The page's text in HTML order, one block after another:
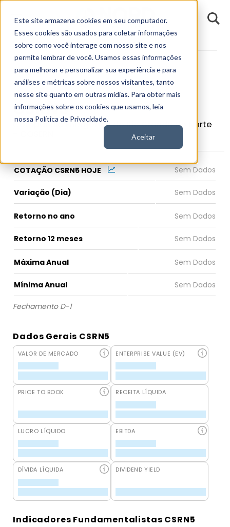
Este site armazena cookies em seu computador.
Esses cookies são usados para coletar informações
sobre como você interage com nosso site e nos
permite lembrar de você. Usamos essas informações
para melhorar e personalizar sua experiência e para
análises e métricas sobre nossos visitantes, tanto
nesse site quanto em outras mídias. Para obter mais
informações sobre os cookies que usamos, leia
nossa Política de Privacidade.
Aceitar
Fundamentos CSRN5
CSRN5
Companhia Energética do Rio Grande do Norte
COTAÇÃO CSRN5 HOJE
Variação (Dia)
Retorno no ano
Retorno 12 meses
Máxima Anual
Mínima Anual
Fechamento D-1
Dados Gerais CSRN5
VALOR DE MERCADO ENTERPRISE VALUE (EV)
PRICE TO BOOK RECEITA LÍQUIDA
LUCRO LÍQUIDO EBITDA
DÍVIDA LÍQUIDA DIVIDEND YIELD
Indicadores Fundamentalistas CSRN5